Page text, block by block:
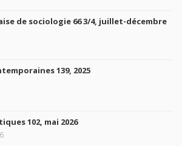
de sociologie 66 3/4, juillet-décembre
139, 2025
102, mai 2026